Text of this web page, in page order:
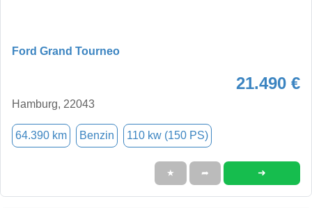
Ford Grand Tourneo
21.490 €
Hamburg, 22043
64.390 km Benzin 110 kw (150 PS)
★ ➦ ➜